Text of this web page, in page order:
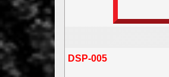
DSP-005